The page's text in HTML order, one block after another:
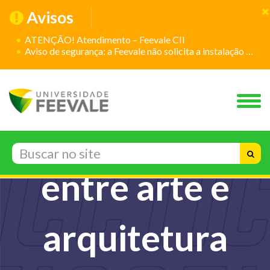
Avisos
ATENÇÃO! Atendimento – Feevale CII
Aviso de segurança: a Feevale não solicita a instalação de aplicativos
Projetos
efêmeros
entre arte e
arquitetura